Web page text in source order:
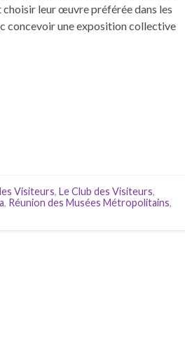
leur œuvre préférée dans les
concevoir une exposition collective
Visiteurs, Le Club des Visiteurs,
, Réunion des Musées Métropolitains,